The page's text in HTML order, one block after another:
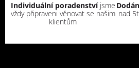
Individuální poradenstvíjsme
vždy připraveni věnovat se našim
klientům
nad